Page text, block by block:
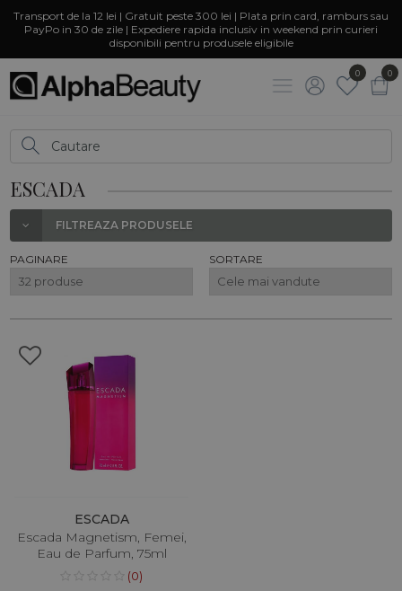
Transport de la 12 lei | Gratuit peste 300 lei | Plata prin card, ramburs sau
PayPo in 30 de zile | Expediere rapida inclusiv in weekend prin curieri
disponibili pentru produsele eligibile
0 0
ESCADA
FILTREAZA PRODUSELE
PAGINARE SORTARE
ESCADA
Escada Magnetism, Femei,
Eau de Parfum, 75ml
(0)